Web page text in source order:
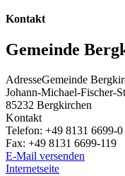
Kontakt
Gemeinde
AdresseGemeinde
Johann-Michael-Fischer-
85232 Bergkirchen
Kontakt
Telefon: +49 8131 6699-0
Fax: +49 8131 6699-119
E-Mail versenden
Internetseite